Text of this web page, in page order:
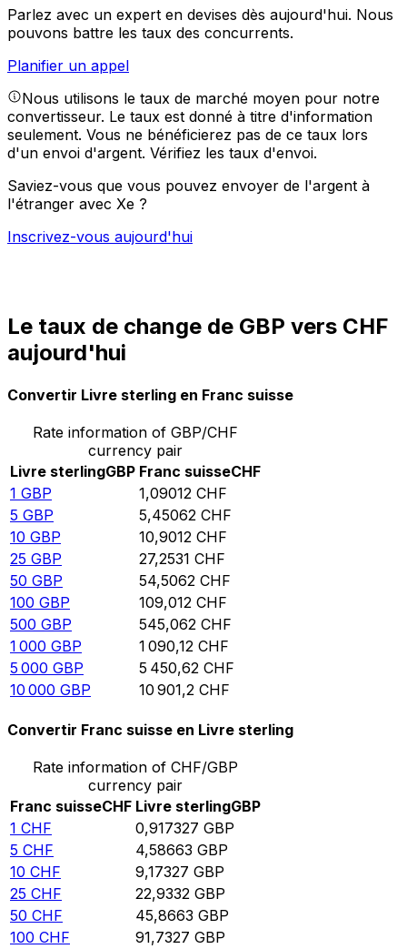
Parlez avec un expert en devises dès aujourd'hui. Nous
pouvons battre les taux des concurrents.
Planifier un appel
Nous utilisons le taux de marché moyen pour notre
convertisseur. Le taux est donné à titre d'information
seulement. Vous ne bénéficierez pas de ce taux lors
d'un envoi d'argent. Vérifiez les taux d'envoi.
Saviez-vous que vous pouvez envoyer de l'argent à
l'étranger avec Xe ?
Inscrivez-vous aujourd'hui
Le taux de change de GBP vers CHF
aujourd'hui
Convertir Livre sterling en Franc suisse
Rate information of GBP/CHF
currency pair
Livre sterlingGBP Franc suisseCHF
1 GBP 1,09012 CHF
5 GBP 5,45062 CHF
10 GBP 10,9012 CHF
25 GBP 27,2531 CHF
50 GBP 54,5062 CHF
100 GBP 109,012 CHF
500 GBP 545,062 CHF
1 000 GBP 1 090,12 CHF
5 000 GBP 5 450,62 CHF
10 000 GBP 10 901,2 CHF
Convertir Franc suisse en Livre sterling
Rate information of CHF/GBP
currency pair
Franc suisseCHF Livre sterlingGBP
1 CHF 0,917327 GBP
5 CHF 4,58663 GBP
10 CHF 9,17327 GBP
25 CHF 22,9332 GBP
50 CHF 45,8663 GBP
100 CHF 91,7327 GBP